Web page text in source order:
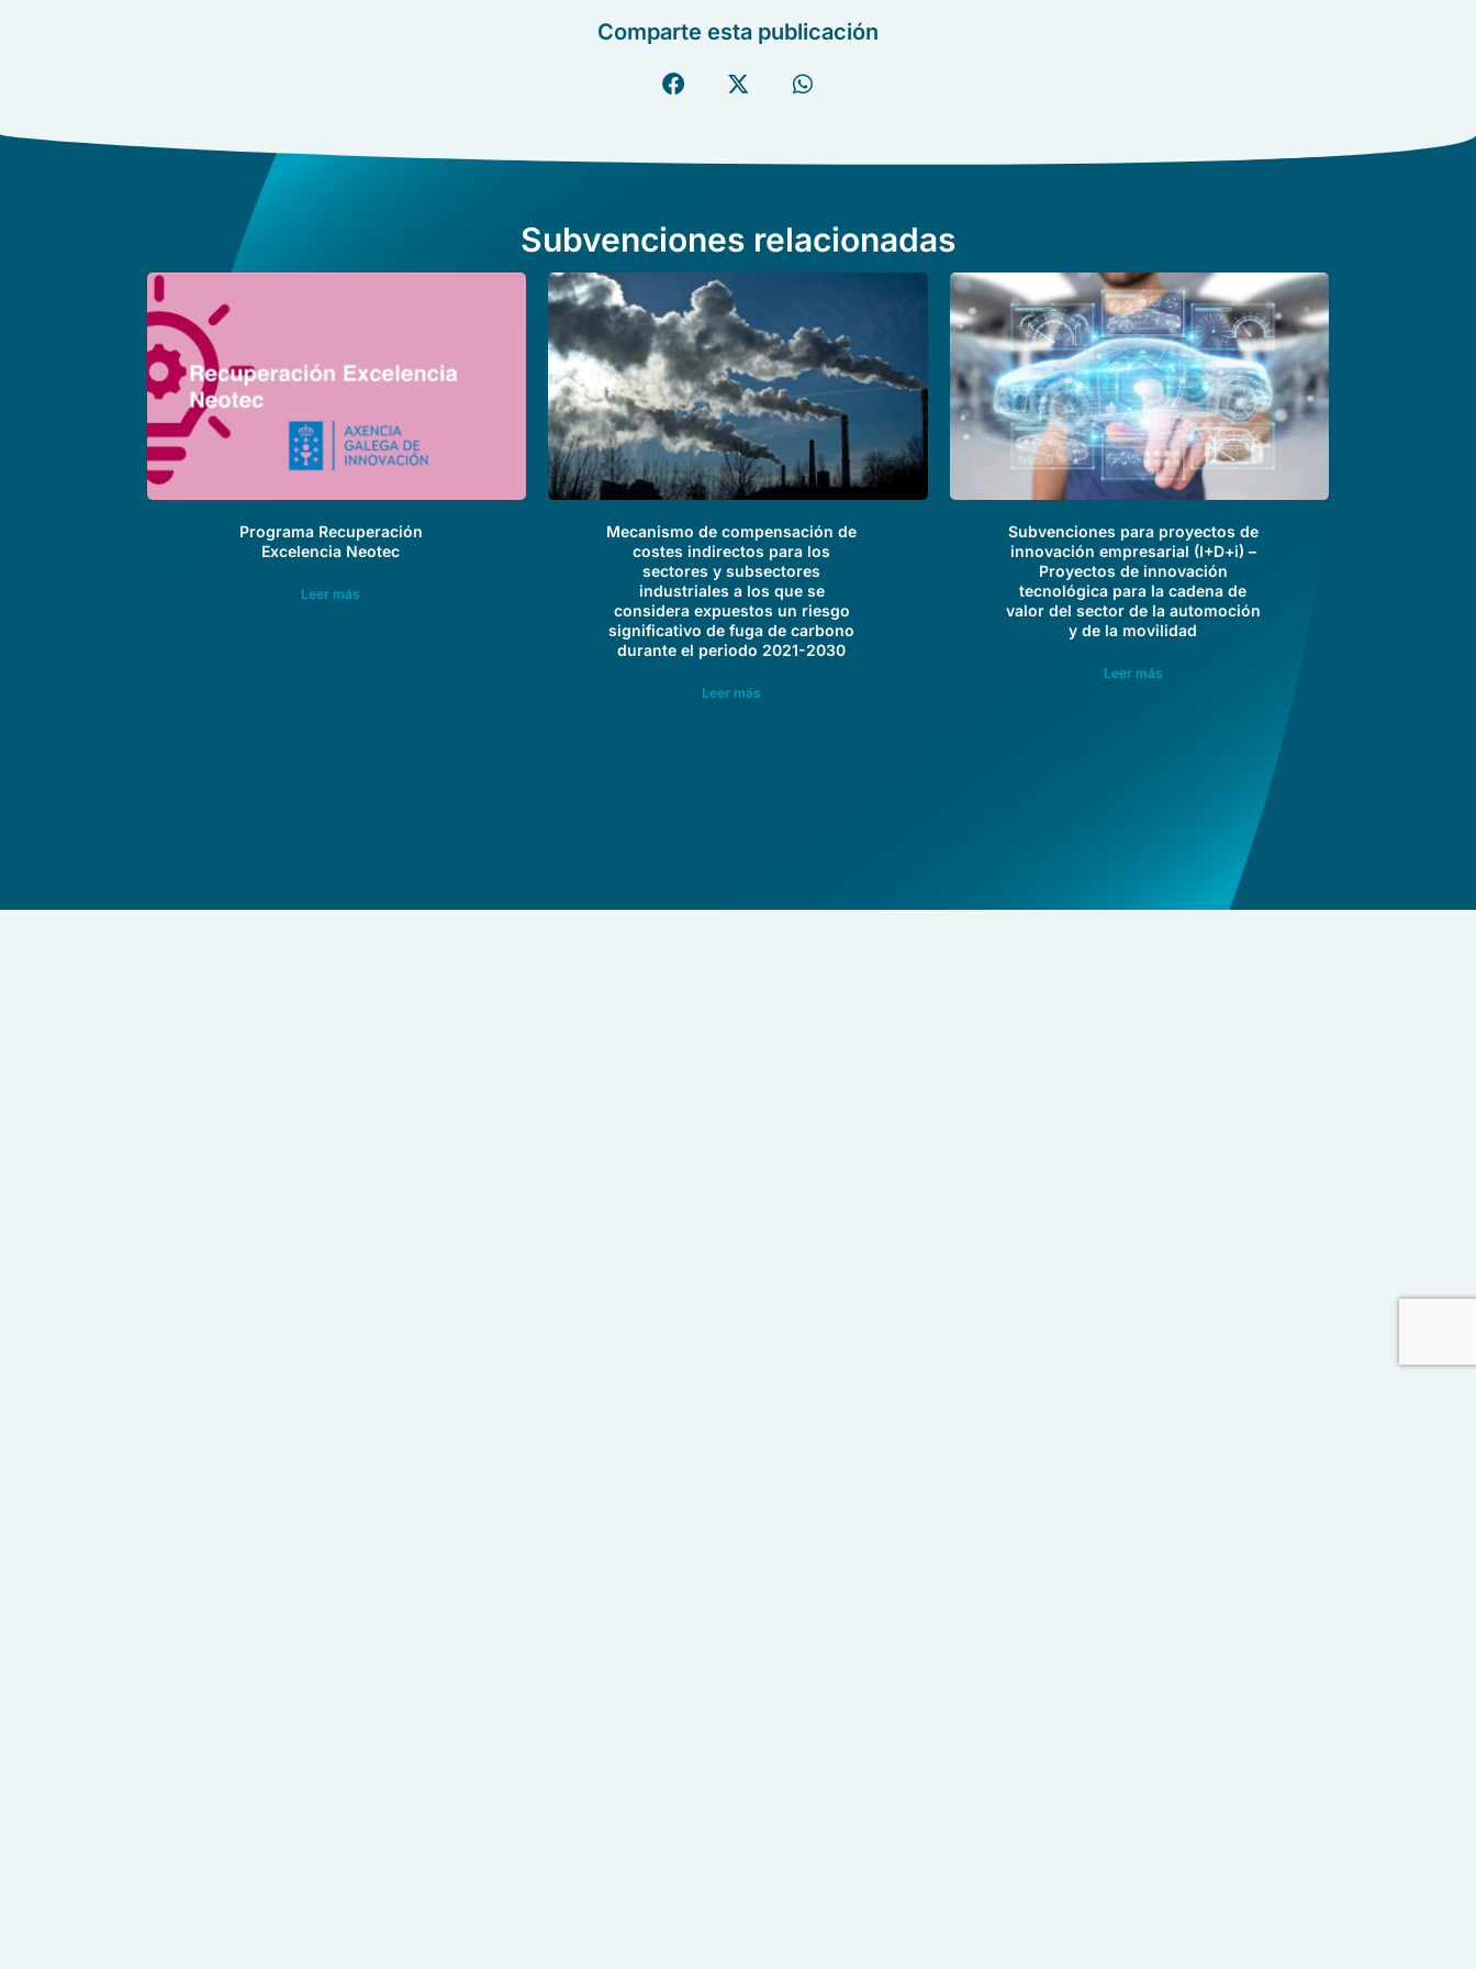
Comparte esta publicación
Subvenciones relacionadas
Programa Recuperación
Excelencia Neotec
Leer más
Mecanismo de compensación de
costes indirectos para los
sectores y subsectores
industriales a los que se
considera expuestos un riesgo
significativo de fuga de carbono
durante el periodo 2021-2030
Leer más
Subvenciones para proyectos de
innovación empresarial (I+D+i) –
Proyectos de innovación
tecnológica para la cadena de
valor del sector de la automoción
y de la movilidad
Leer más